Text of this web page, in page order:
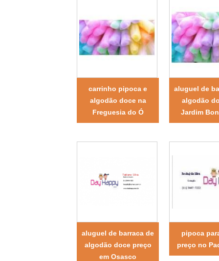
carrinho pipoca e
algodão doce na
Freguesia do Ó
aluguel de
algodão
Jardim
aluguel de barraca de
algodão doce preço
em Osasco
pipoca
preço no